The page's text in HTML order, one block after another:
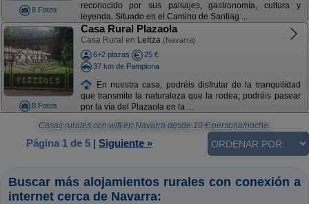
8 Fotos
reconocido por sus paisajes, gastronomía, cultura y
leyenda. Situado en el Camino de Santiag ...
8 Fotos
Casa Rural Plazaola
Casa Rural en Leitza (Navarra)
6+2 plazas
25 €
37 km de Pamplona
En nuestra casa, podréis disfrutar de la tranquilidad
que transmite la naturaleza que la rodea; podréis pasear
por la vía del Plazaola en la ...
Casas rurales con wifi en Navarra desde 10 € persona/noche.
Página 1 de 5 | Siguiente »
Buscar más alojamientos rurales con conexión a
internet cerca de Navarra: